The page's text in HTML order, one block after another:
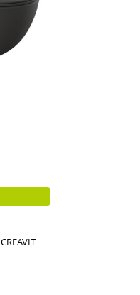
CREAVIT